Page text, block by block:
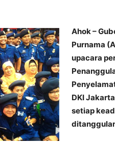
Ahok –
Purnama
upacara
DKI
setiap